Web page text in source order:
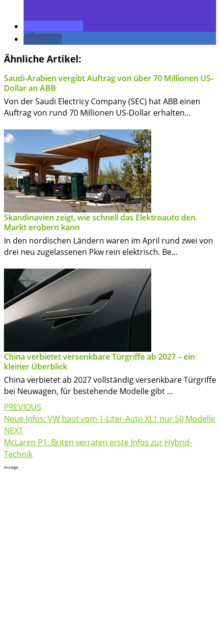
Ähnliche Artikel:
Saudi-Arabien vergibt Auftrag von über 70 Millionen US-
Dollar an ABB
Von der Saudi Electricy Company (SEC) hat ABB einen
Auftrag von rund 70 Millionen US-Dollar erhalten...
Skandinavien zeigt, wie schnell das Elektroauto den
Markt erobern kann
In den nordischen Ländern waren im April rund zwei von
drei neu zugelassenen Pkw rein elektrisch. Be...
China verbietet versenkbare Türgriffe ab 2027 – ein
kleiner Überblick
China verbietet ab 2027 vollständig versenkbare Türgriffe
bei Neuwagen, für bestehende Modelle gibt ...
Post
navigation
PREVIOUS
Neue Infos: VW baut vom 1-Liter-Auto XL1 nur 50 Modelle
NEXT
McLaren P1: Briten verraten erste Infos zur Hybrid-
Technik
Anzeige: